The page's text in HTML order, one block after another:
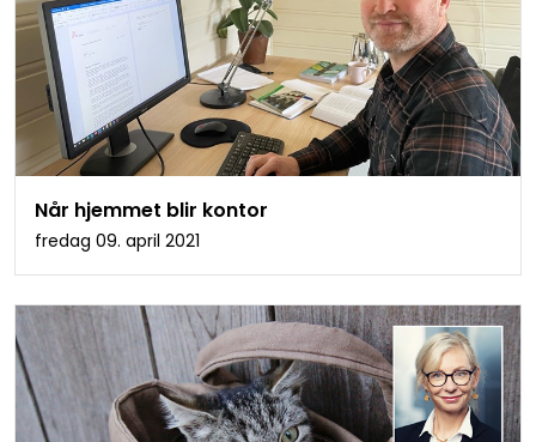
Når hjemmet blir kontor
fredag 09. april 2021